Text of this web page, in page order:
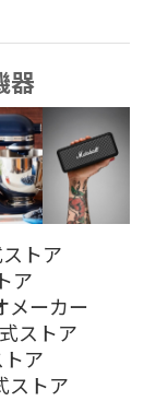
器
トア
ア
メーカー
ストア
ア
ストア